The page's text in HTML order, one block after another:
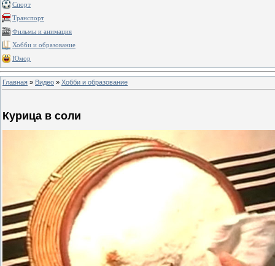
Спорт
Транспорт
Фильмы и анимация
Хобби и образование
Юмор
Главная » Видео » Хобби и образование
Курица в соли